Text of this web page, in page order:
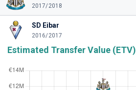
2017/2018
SD Eibar
2016/2017
Estimated Transfer Value (ETV)